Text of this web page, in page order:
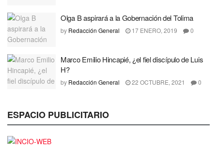
Olga B aspirará a la Gobernación del Tolima
by Redacción General 17 ENERO, 2019 0
Marco Emilio Hincapié, ¿el fiel discípulo de Luis
H?
by Redacción General 22 OCTUBRE, 2021 0
ESPACIO PUBLICITARIO